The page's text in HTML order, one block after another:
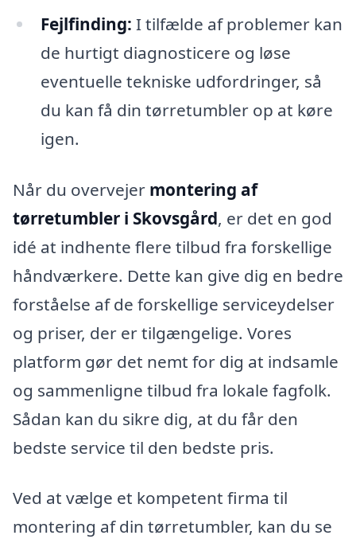
Fejlfinding: I tilfælde af problemer kan
de hurtigt diagnosticere og løse
eventuelle tekniske udfordringer, så
du kan få din tørretumbler op at køre
igen.
Når du overvejer montering af
tørretumbler i Skovsgård, er det en god
idé at indhente flere tilbud fra forskellige
håndværkere. Dette kan give dig en bedre
forståelse af de forskellige serviceydelser
og priser, der er tilgængelige. Vores
platform gør det nemt for dig at indsamle
og sammenligne tilbud fra lokale fagfolk.
Sådan kan du sikre dig, at du får den
bedste service til den bedste pris.
Ved at vælge et kompetent firma til
montering af din tørretumbler, kan du se